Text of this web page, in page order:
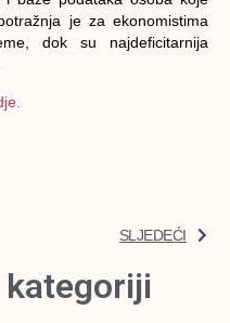
je za ekonomistima
dok su najdeficitarnija
SLJEDEĆI
kategoriji